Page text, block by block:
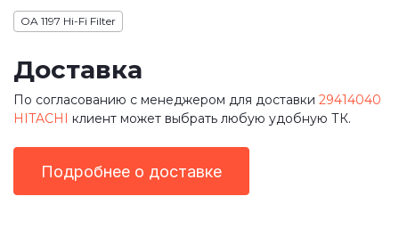
OA 1197 Hi-Fi Filter
Доставка
По согласованию с менеджером для доставки 29414040
HITACHI клиент может выбрать любую удобную ТК.
Подробнее о доставке